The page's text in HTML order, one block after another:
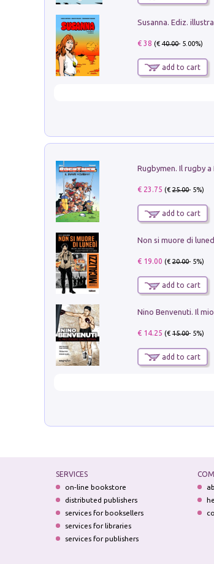
Susanna. Ediz.
€ 38 (€40.00- 5.00%)
add to cart
Rugbymen. Il rugby a
€ 23.75 (€25.00- 5%)
add to cart
€ 19.00 (€20.00- 5%)
add to cart
Nino Benvenuti. Il
€ 14.25 (€15.00- 5%)
add to cart
SERVICES
on-line bookstore
distributed publishers
services for booksellers
services for libraries
services for publishers